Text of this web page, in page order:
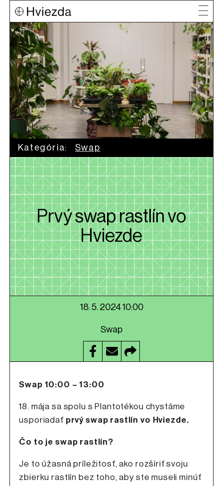
Kategória: Swap
Prvý swap rastlín vo
Hviezde
18. 5. 2024 10:00
Swap
Swap 10:00 – 13:00
18. mája sa spolu s Plantotékou chystáme
usporiadať prvý swap rastlín vo Hviezde.
Čo to je swap rastlín?
Je to úžasná príležitosť, ako rozšíriť svoju
zbierku rastlín bez toho, aby ste museli minúť